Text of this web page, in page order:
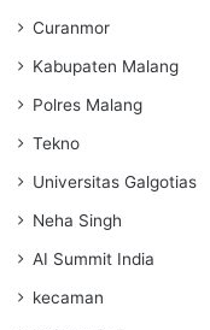
Curanmor
Kabupaten Malang
Polres Malang
Tekno
Universitas Galgotias
Neha Singh
AI Summit India
kecaman